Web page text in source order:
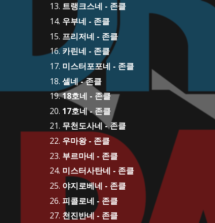
트랭크스네 - 존클
우부네 - 존클
프리저네 - 존클
카린네 - 존클
미스터포포네 - 존클
셀네 - 존클
18호네 - 존클
17호네 - 존클
무천도사네 - 존클
우마왕 - 존클
부르마네 - 존클
미스터사탄네 - 존클
야지로베네 - 존클
피콜로네 - 존클
천진반네 - 존클